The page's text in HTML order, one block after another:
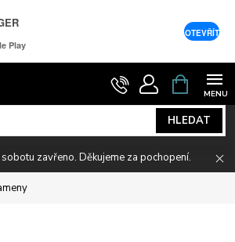
HLEDAT
NÁKUPNÍ
KOŠÍK
zavřeno. Děkujeme za pochopení.
Play
OTEVŘÍT